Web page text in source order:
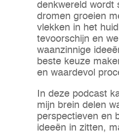
denkwereld wordt
dromen groeien
vlekken in het
tevoorschijn en
waanzinnige
beste keuze
en waardevol
In deze podcast
mijn brein delen
perspectieven en
ideeën in zitten,